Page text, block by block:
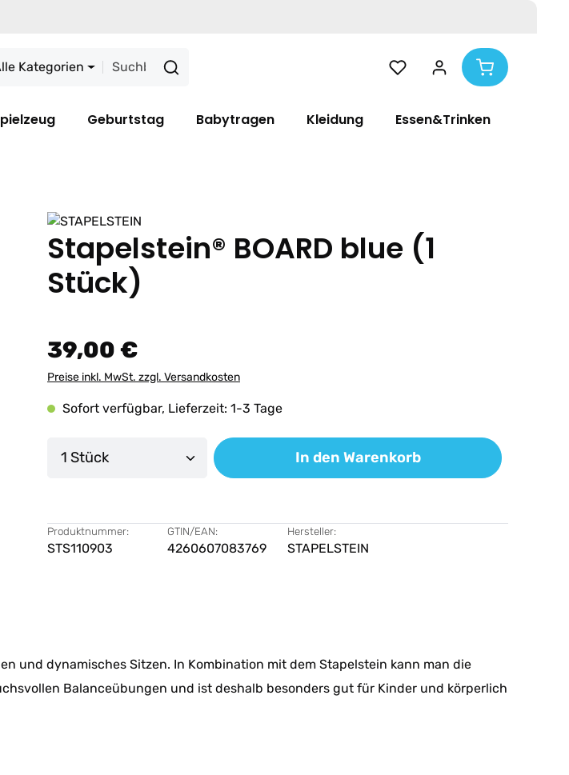
Kategorien
Geburtstag Babytragen Kleidung Essen&Trinken
Stapelstein® BOARD blue (1
Stück)
39,00 €
Preise inkl. MwSt. zzgl. Versandkosten
Sofort verfügbar, Lieferzeit: 1-3 Tage
Produkt Anzahl: Gib den gewünschten Wert ein oder
In den Warenkorb
Produktnummer:
STS110903
GTIN/EAN:
4260607083769
Hersteller:
STAPELSTEIN
und dynamisches Sitzen. In Kombination mit dem Stapelstein kann man die
Balanceübungen und ist deshalb besonders gut für Kinder und körperlich